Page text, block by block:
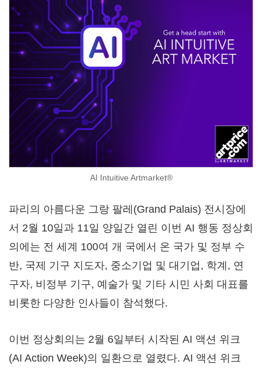
AI Intuitive Artmarket®
파리의 아름다운 그랑 팔레(Grand Palais) 전시장에
서 2월 10일과 11일 양일간 열린 이번 AI 행동 정상회
의에는 전 세계 100여 개 국에서 온 국가 및 정부 수
반, 국제 기구 지도자, 중소기업 및 대기업, 학계, 연
구자, 비정부 기구, 예술가 및 기타 시민 사회 대표를
비롯한 다양한 인사들이 참석했다.
이번 정상회의는 2월 6일부터 시작된 AI 액션 위크
(AI Action Week)의 일환으로 열렸다. AI 액션 위크